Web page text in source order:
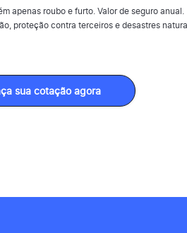
apenas roubo e furto. Valor de seguro anual.
proteção contra terceiros e desastres
sua cotação agora